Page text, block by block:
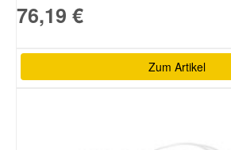
76,19 €
Zum Artikel